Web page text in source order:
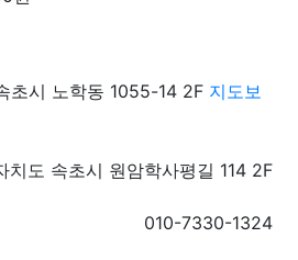
초시 노학동 1055-14 2F 지도보
치도 속초시 원암학사평길 114 2F
010-7330-1324